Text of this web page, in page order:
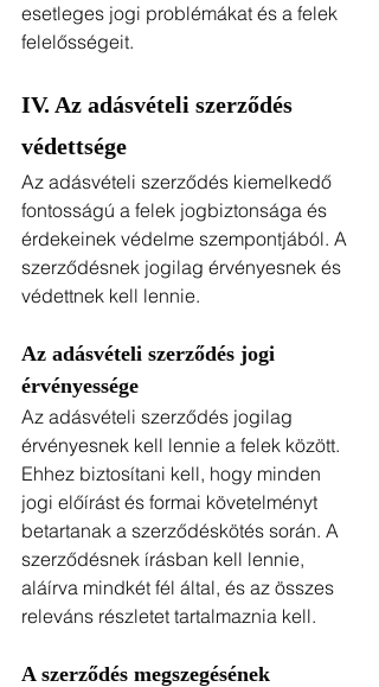
esetleges jogi problémákat és a felek
felelősségeit.
IV. Az adásvételi szerződés
védettsége
Az adásvételi szerződés kiemelkedő
fontosságú a felek jogbiztonsága és
érdekeinek védelme szempontjából. A
szerződésnek jogilag érvényesnek és
védettnek kell lennie.
Az adásvételi szerződés jogi
érvényessége
Az adásvételi szerződés jogilag
érvényesnek kell lennie a felek között.
Ehhez biztosítani kell, hogy minden
jogi előírást és formai követelményt
betartanak a szerződéskötés során. A
szerződésnek írásban kell lennie,
aláírva mindkét fél által, és az összes
releváns részletet tartalmaznia kell.
A szerződés megszegésének